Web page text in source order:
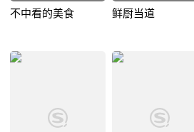
不中看的美食 鲜厨当道